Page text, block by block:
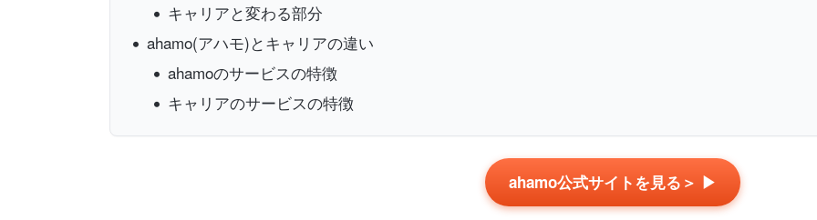
キャリアと変わる部分
ahamo(アハモ)とキャリアの違い
ahamoのサービスの特徴
キャリアのサービスの特徴
ahamo公式サイトを見る＞ ▶